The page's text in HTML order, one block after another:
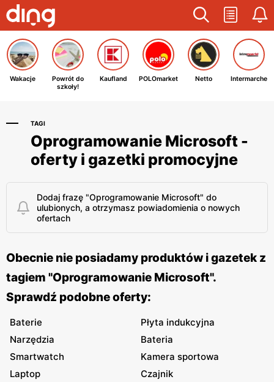
Wakacje
Powrót do
szkoły!
Kaufland POLOmarket Netto Intermarche
TAGI
Oprogramowanie Microsoft -
oferty i gazetki promocyjne
Dodaj frazę "Oprogramowanie Microsoft" do
ulubionych, a otrzymasz powiadomienia o nowych
ofertach
Obecnie nie posiadamy produktów i gazetek z
tagiem "Oprogramowanie Microsoft".
Sprawdź podobne oferty:
Baterie
Płyta indukcyjna
Narzędzia
Bateria
Smartwatch
Kamera sportowa
Laptop
Czajnik